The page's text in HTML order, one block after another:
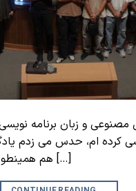
و زبان برنامه نویسی
کرده ام، حدس می زدم
هم همینطوره اما گاهی آدمو سوپرایز می کنه با امکاناتی که […]